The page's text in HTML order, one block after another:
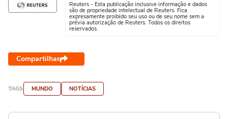
Reuters - Esta publicação inclusive informação e dados
são de propriedade intelectual de Reuters. Fica
expresamente proibido seu uso ou de seu nome sem a
prévia autorização de Reuters. Todos os direitos
reservados.
Compartilhar
TAGS MUNDO NOTÍCIAS